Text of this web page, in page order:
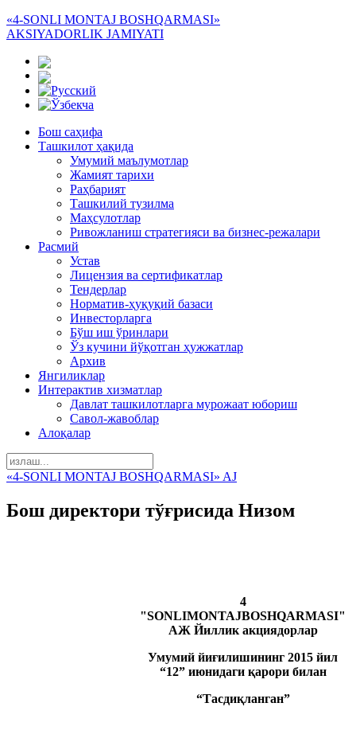
«4-SONLI MONTAJ BOSHQARMASI»
AKSIYADORLIK JAMIYATI
Бош саҳифа
Ташкилот ҳақида
Умумий маълумотлар
Жамият тарихи
Раҳбарият
Ташкилий тузилма
Маҳсулотлар
Ривожланиш стратегияси ва бизнес-режалари
Расмий
Устав
Лицензия ва сертификатлар
Тендерлар
Норматив-ҳуқуқий базаси
Инвесторларга
Бўш иш ўринлари
Ўз кучини йўқотган ҳужжатлар
Архив
Янгиликлар
Интерактив хизматлар
Давлат ташкилотларга мурожаат юбориш
Савол-жавоблар
Алоқалар
«4-SONLI MONTAJ BOSHQARMASI» AJ
Бош директори тўғрисида Низом
4
"SONLIMONTAJBOSHQARMASI"
АЖ Йиллик акциядорлар
Умумий йиғилишининг 2015 йил
“12” июнидаги қарори билан
“Тасдиқланган”